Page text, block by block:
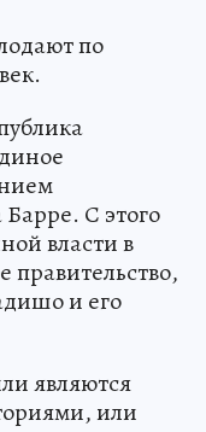
по
С этого
власти в
правительство,
и его
являются
или